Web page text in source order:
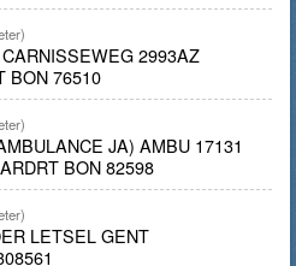
2993AZ
BON 76510
JA) AMBU 17131
BON 82598
LETSEL GENT